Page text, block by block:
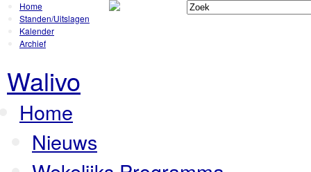
Home
Standen/Uitslagen
Kalender
Archief
Walivo
Home
Nieuws